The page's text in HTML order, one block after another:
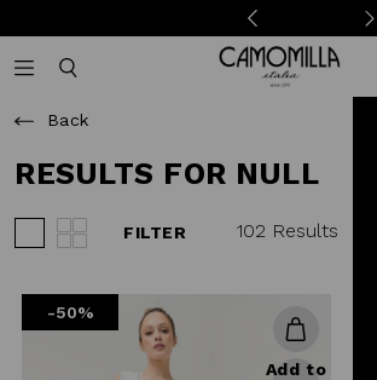
Camomilla Italia®
Back
RESULTS FOR NULL
FILTER 102 Results
-50%
Add to